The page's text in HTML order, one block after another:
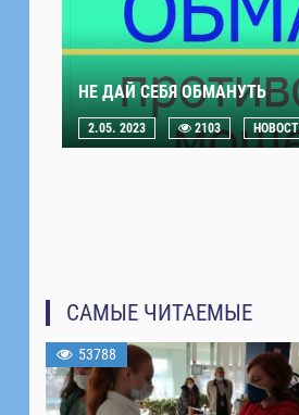
НЕ ДАЙ СЕБЯ ОБМАНУТЬ
2.05. 2023 2103
САМЫЕ ЧИТАЕМЫЕ
53788